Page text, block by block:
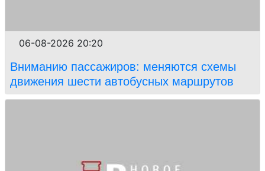
06-08-2026 20:20
Вниманию пассажиров: меняются схемы
движения шести автобусных маршрутов